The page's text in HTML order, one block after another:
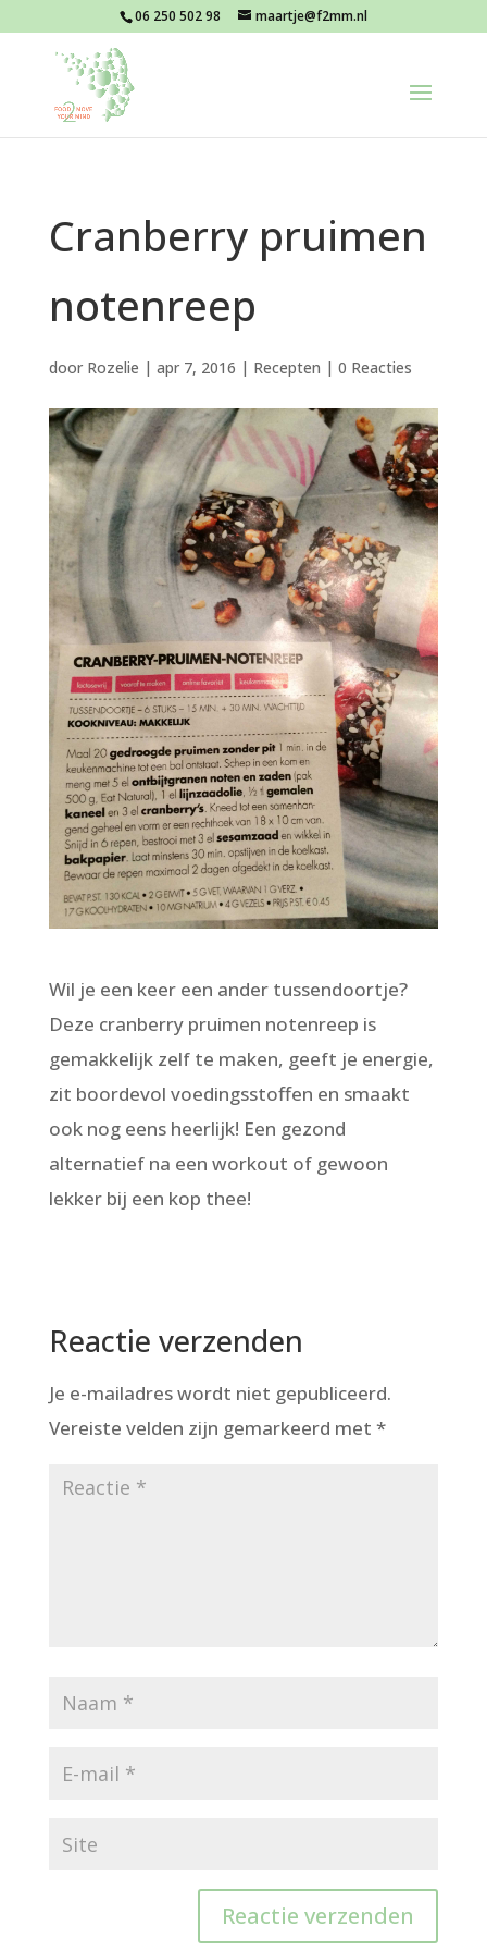
06 250 502 98 maartje@f2mm.nl
Cranberry pruimen
notenreep
door Rozelie | apr 7, 2016 | Recepten | 0 Reacties
Wil je een keer een ander tussendoortje?
Deze cranberry pruimen notenreep is
gemakkelijk zelf te maken, geeft je energie,
zit boordevol voedingsstoffen en smaakt
ook nog eens heerlijk! Een gezond
alternatief na een workout of gewoon
lekker bij een kop thee!
Reactie verzenden
Je e-mailadres wordt niet gepubliceerd.
Vereiste velden zijn gemarkeerd met *